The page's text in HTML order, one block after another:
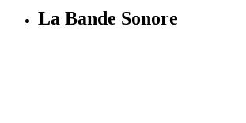
La Bande Sonore